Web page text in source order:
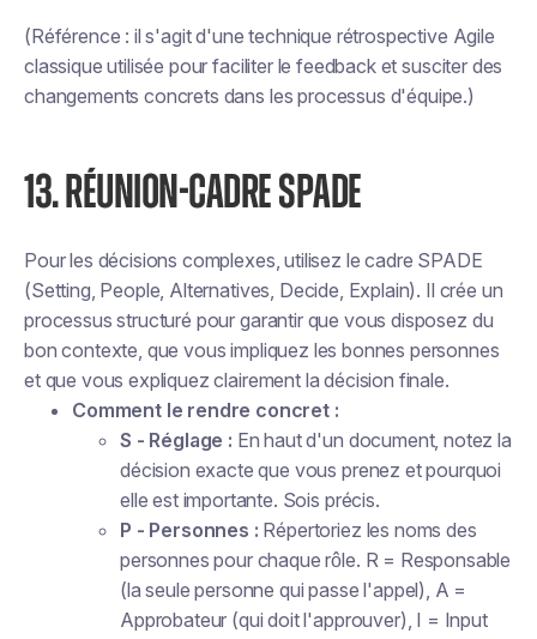
(Référence : il s'agit d'une technique rétrospective Agile
classique utilisée pour faciliter le feedback et susciter des
changements concrets dans les processus d'équipe.)
13. RÉUNION-CADRE SPADE
Pour les décisions complexes, utilisez le cadre SPADE
(Setting, People, Alternatives, Decide, Explain). Il crée un
processus structuré pour garantir que vous disposez du
bon contexte, que vous impliquez les bonnes personnes
et que vous expliquez clairement la décision finale.
Comment le rendre concret :
S - Réglage : En haut d'un document, notez la
décision exacte que vous prenez et pourquoi
elle est importante. Sois précis.
P - Personnes : Répertoriez les noms des
personnes pour chaque rôle. R = Responsable
(la seule personne qui passe l'appel), A =
Approbateur (qui doit l'approuver), I = Input